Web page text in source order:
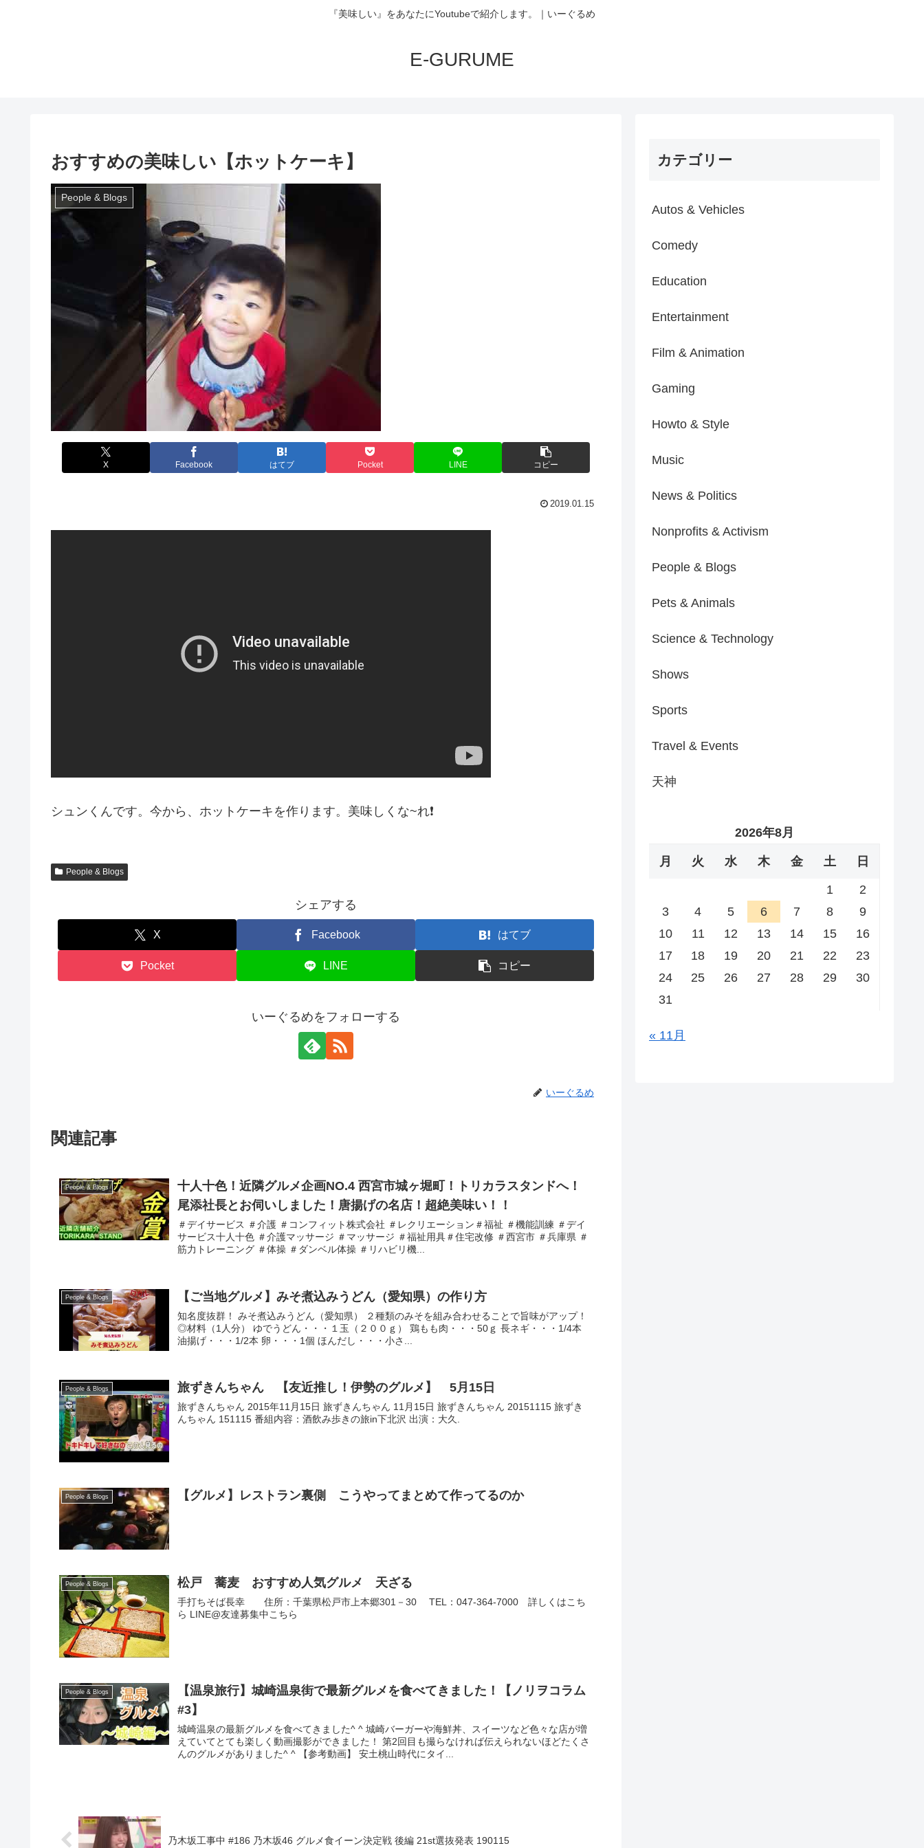
『美味しい』をあなたにYoutubeで紹介します。｜いーぐるめ
E-GURUME
おすすめの美味しい【ホットケーキ】
People & Blogs
X Facebook はてブ Pocket LINE コピー
2019.01.15
シュンくんです。今から、ホットケーキを作ります。美味しくな~れ❗
People & Blogs
シェアする
X Facebook はてブ
Pocket LINE コピー
いーぐるめをフォローする
いーぐるめ
関連記事
People & Blogs
十人十色！近隣グルメ企画NO.4 西宮市城ヶ堀町！トリカラスタンドへ！
尾添社長とお伺いしました！唐揚げの名店！超絶美味い！！
＃デイサービス ＃介護 ＃コンフィット株式会社 ＃レクリエーション＃福祉 ＃機能訓練 ＃デイ
サービス十人十色 ＃介護マッサージ ＃マッサージ ＃福祉用具＃住宅改修 ＃西宮市 ＃兵庫県 ＃
筋力トレーニング ＃体操 ＃ダンベル体操 ＃リハビリ機...
People & Blogs 【ご当地グルメ】みそ煮込みうどん（愛知県）の作り方
知名度抜群！ みそ煮込みうどん（愛知県） ２種類のみそを組み合わせることで旨味がアップ！
◎材料（1人分） ゆでうどん・・・１玉（２００ｇ） 鶏もも肉・・・50ｇ 長ネギ・・・1/4本
油揚げ・・・1/2本 卵・・・1個 ほんだし・・・小さ...
People & Blogs 旅ずきんちゃん 【友近推し！伊勢のグルメ】 5月15日
旅ずきんちゃん 2015年11月15日 旅ずきんちゃん 11月15日 旅ずきんちゃん 20151115 旅ずき
んちゃん 151115 番組内容：酒飲み歩きの旅in下北沢 出演：大久.
People & Blogs 【グルメ】レストラン裏側 こうやってまとめて作ってるのか
People & Blogs 松戸 蕎麦 おすすめ人気グルメ 天ざる
手打ちそば長幸 住所：千葉県松戸市上本郷301－30 TEL：047-364-7000 詳しくはこち
ら LINE@友達募集中こちら
People & Blogs
【温泉旅行】城崎温泉街で最新グルメを食べてきました！【ノリヲコラム
#3】
城崎温泉の最新グルメを食べてきました^ ^ 城崎バーガーや海鮮丼、スイーツなど色々な店が増
えていてとても楽しく動画撮影ができました！ 第2回目も撮らなければ伝えられないほどたくさ
んのグルメがありました^ ^ 【参考動画】 安土桃山時代にタイ...
乃木坂工事中 #186 乃木坂46 グルメ食イーン決定戦 後編 21st選抜発表 190115
カテゴリー
Autos & Vehicles
Comedy
Education
Entertainment
Film & Animation
Gaming
Howto & Style
Music
News & Politics
Nonprofits & Activism
People & Blogs
Pets & Animals
Science & Technology
Shows
Sports
Travel & Events
天神
2026年8月
月 火 水 木 金 土 日
1
2
3
4 5 6 7 8
9
10
11 12 13 14 15
16
17
18 19 20 21 22
23
24
25 26 27 28 29
30
31
« 11月